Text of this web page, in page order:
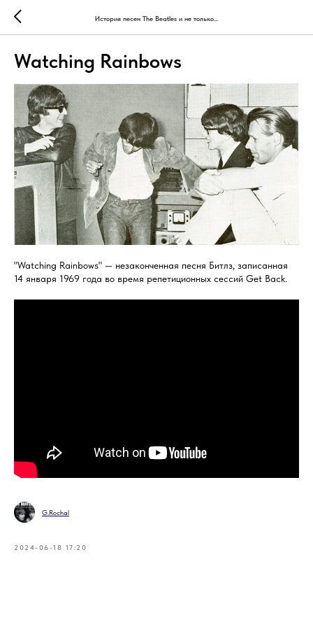
История песен The Beatles и не только...
Watching Rainbows
"Watching Rainbows" — незаконченная песня Битлз, записанная
14 января 1969 года во время репетиционных сессий Get Back.
G.Rochal
2024-06-18 17:20